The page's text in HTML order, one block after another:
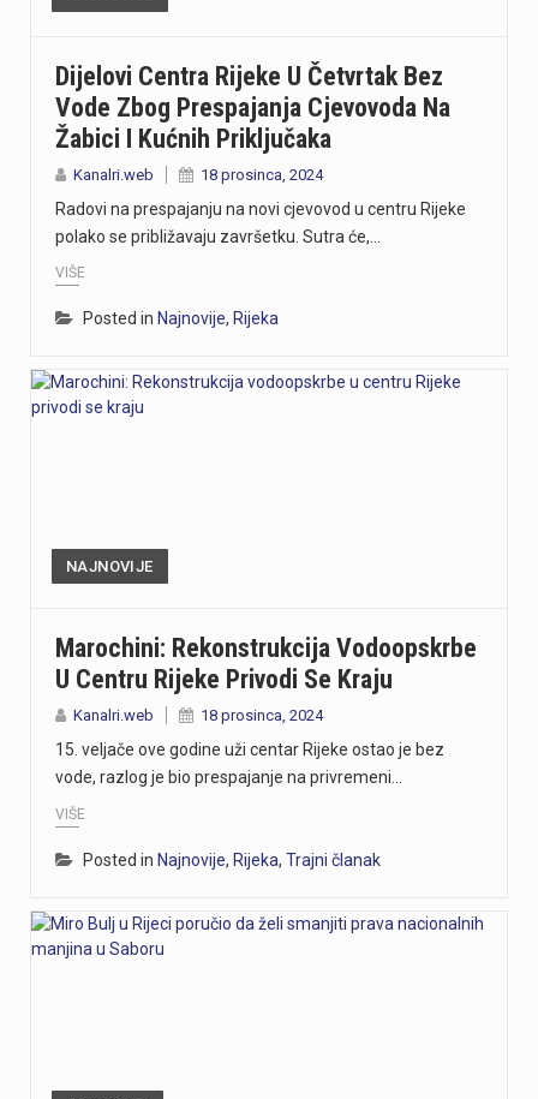
Dijelovi Centra Rijeke U Četvrtak Bez
Vode Zbog Prespajanja Cjevovoda Na
Žabici I Kućnih Priključaka
Kanalri.web 18 prosinca, 2024
Radovi na prespajanju na novi cjevovod u centru Rijeke
polako se približavaju završetku. Sutra će,…
VIŠE
Posted in Najnovije, Rijeka
NAJNOVIJE
Marochini: Rekonstrukcija Vodoopskrbe
U Centru Rijeke Privodi Se Kraju
Kanalri.web 18 prosinca, 2024
15. veljače ove godine uži centar Rijeke ostao je bez
vode, razlog je bio prespajanje na privremeni…
VIŠE
Posted in Najnovije, Rijeka, Trajni članak